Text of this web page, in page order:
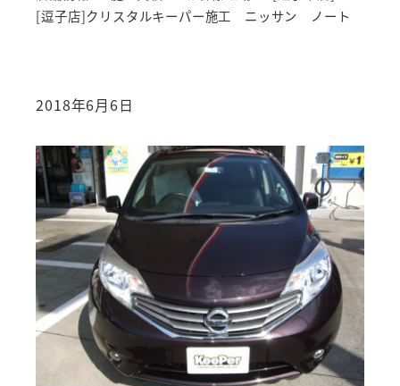
[逗子店]クリスタルキーパー施工 ニッサン ノート
2018年6月6日